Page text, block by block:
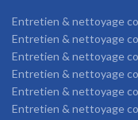
Entretien & nettoyage
Entretien & nettoyage
Entretien & nettoyage
Entretien & nettoyage
Entretien & nettoyage
Entretien & nettoyage